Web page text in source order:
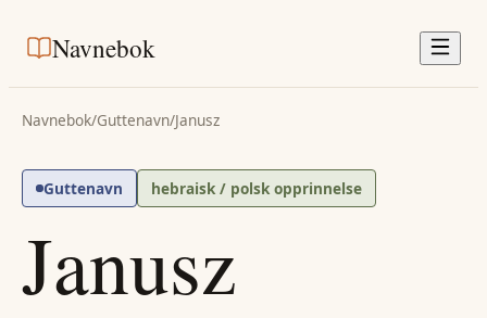
Navnebok
Navnebok/Guttenavn/Janusz
Guttenavn hebraisk / polsk opprinnelse
Janusz